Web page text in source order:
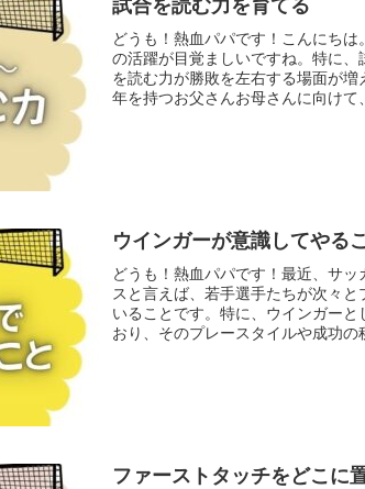
試合を読む力を育てる
どうも！熱血パパです！こんにち
の活躍が目覚ましいですね。特に
を読む力が勝敗を左右する場面が
年を持つお父さんお母さんに向け
ウインガーが意識してやる
どうも！熱血パパです！最近、サ
スと言えば、若手選手たちが次々
いることです。特に、ウインガー
おり、そのプレースタイルや成功
ファーストタッチをどこに